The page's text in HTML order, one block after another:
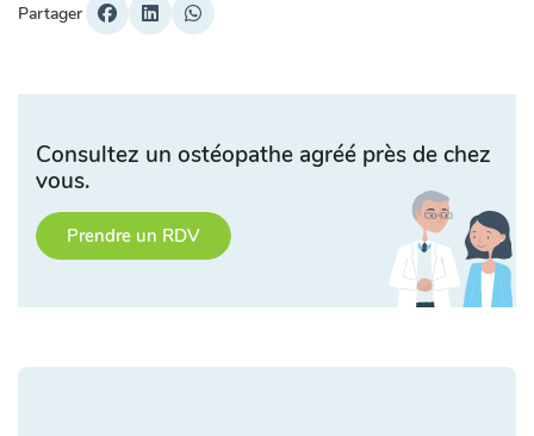
Partager
Consultez un ostéopathe agréé près de chez
vous.
Prendre un RDV